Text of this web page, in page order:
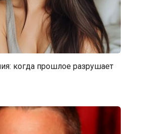
когда прошлое разрушает